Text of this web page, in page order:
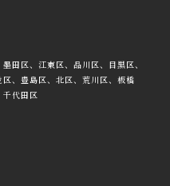
田区、江東区、品川区、目黒区、
、豊島区、北区、荒川区、板橋
千代田区